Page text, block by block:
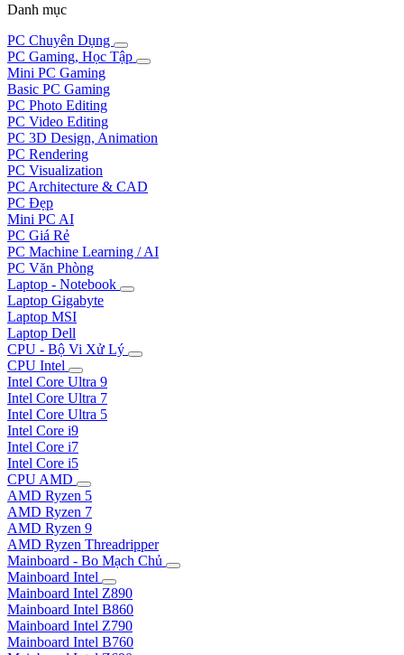
Danh mục
PC Chuyên Dụng
PC Gaming, Học Tập
Mini PC Gaming
Basic PC Gaming
PC Photo Editing
PC Video Editing
PC 3D Design, Animation
PC Rendering
PC Visualization
PC Architecture & CAD
PC Đẹp
Mini PC AI
PC Giá Rẻ
PC Machine Learning / AI
PC Văn Phòng
Laptop - Notebook
Laptop Gigabyte
Laptop MSI
Laptop Dell
CPU - Bộ Vi Xử Lý
CPU Intel
Intel Core Ultra 9
Intel Core Ultra 7
Intel Core Ultra 5
Intel Core i9
Intel Core i7
Intel Core i5
CPU AMD
AMD Ryzen 5
AMD Ryzen 7
AMD Ryzen 9
AMD Ryzen Threadripper
Mainboard - Bo Mạch Chủ
Mainboard Intel
Mainboard Intel Z890
Mainboard Intel B860
Mainboard Intel Z790
Mainboard Intel B760